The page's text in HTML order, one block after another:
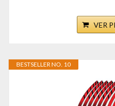
VER
BESTSELLER NO. 10